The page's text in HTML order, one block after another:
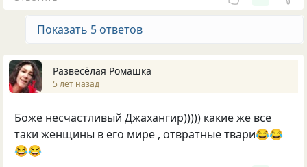
Показать 5 ответов
Развесёлая Ромашка
5 лет назад
Боже несчастливый Джахангир))))) какие же все
таки женщины в его мире , отвратные твари😂😂
😂😂